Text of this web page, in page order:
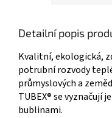
Detailní popis
Kvalitní, ekologická,
potrubní rozvody
průmyslových a
TUBEX® se vyznačují
bublinami.